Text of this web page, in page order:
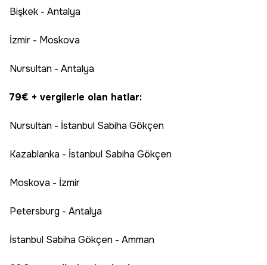
Bişkek - Antalya
İzmir - Moskova
Nursultan - Antalya
79€ + vergilerle olan hatlar:
Nursultan - İstanbul Sabiha Gökçen
Kazablanka - İstanbul Sabiha Gökçen
Moskova - İzmir
Petersburg - Antalya
İstanbul Sabiha Gökçen - Amman